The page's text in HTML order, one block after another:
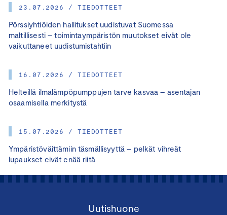
23.07.2026 / TIEDOTTEET
Pörssiyhtiöiden hallitukset uudistuvat Suomessa
maltillisesti – toimintaympäristön muutokset eivät ole
vaikuttaneet uudistumistahtiin
16.07.2026 / TIEDOTTEET
Helteillä ilmalämpöpumppujen tarve kasvaa – asentajan
osaamisella merkitystä
15.07.2026 / TIEDOTTEET
Ympäristöväittämiin täsmällisyyttä – pelkät vihreät
lupaukset eivät enää riitä
Uutishuone